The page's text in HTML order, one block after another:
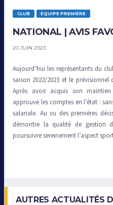
CLUB EQUIPE PREMIÈRE
NATIONAL | AVIS
20 JUIN 2023
Aujourd’hui les représentants du
saison 2022/2023 et le
Après avoir acquis son
approuve les comptes en l’état :
salariale. Au vu des premières
démontre la qualité de gestion
poursuivre sereinement l’aspect
AUTRES ACTUALITÉS